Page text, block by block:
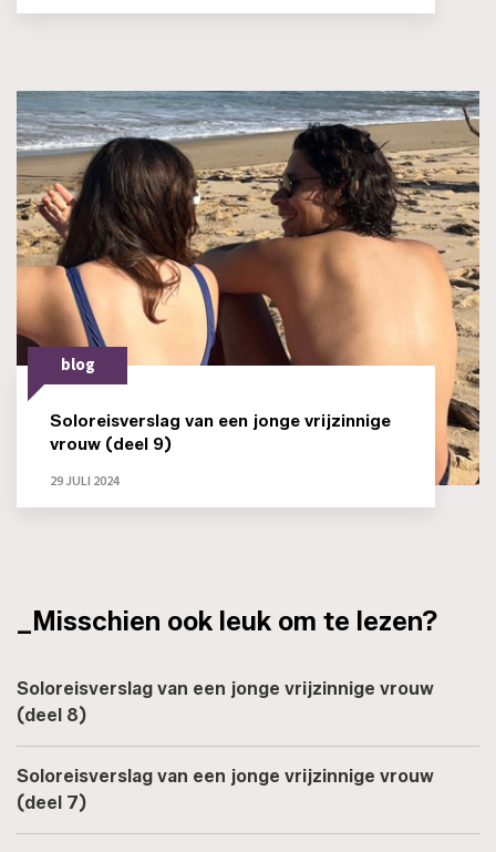
blog
Soloreisverslag van een jonge vrijzinnige
vrouw (deel 9)
29 JULI 2024
_Misschien ook leuk om te lezen?
Soloreisverslag van een jonge vrijzinnige vrouw
(deel 8)
Soloreisverslag van een jonge vrijzinnige vrouw
(deel 7)